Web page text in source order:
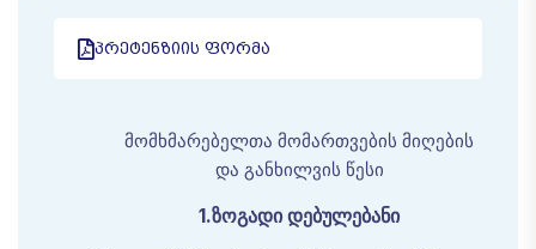
ᲞᲠᲔᲢᲔᲜᲖᲘᲘᲡ ᲤᲝᲠᲛᲐ
მომხმარებელთა მომართვების მიღების
და განხილვის წესი
1.ზოგადი დებულებანი